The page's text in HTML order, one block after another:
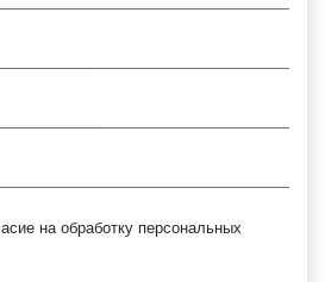
на обработку персональных